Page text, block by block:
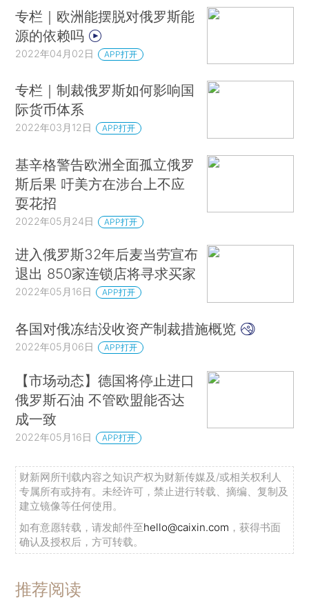
专栏｜欧洲能摆脱对俄罗斯能
源的依赖吗
2022年04月02日 APP打开
专栏｜制裁俄罗斯如何影响国
际货币体系
2022年03月12日 APP打开
基辛格警告欧洲全面孤立俄罗
斯后果 吁美方在涉台上不应
耍花招
2022年05月24日 APP打开
进入俄罗斯32年后麦当劳宣布
退出 850家连锁店将寻求买家
2022年05月16日 APP打开
各国对俄冻结没收资产制裁措施概览
2022年05月06日 APP打开
【市场动态】德国将停止进口
俄罗斯石油 不管欧盟能否达
成一致
2022年05月16日 APP打开
财新网所刊载内容之知识产权为财新传媒及/或相关权利人
专属所有或持有。未经许可，禁止进行转载、摘编、复制及
建立镜像等任何使用。
如有意愿转载，请发邮件至hello@caixin.com ，获得书面
确认及授权后，方可转载。
推荐阅读